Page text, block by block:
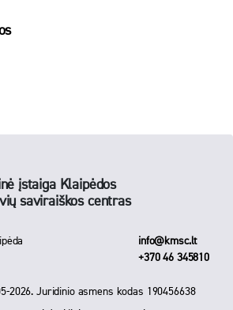
įstaiga Klaipėdos
saviraiškos centras
info@kmsc.lt
+370 46 345810
2026. Juridinio asmens kodas 190456638